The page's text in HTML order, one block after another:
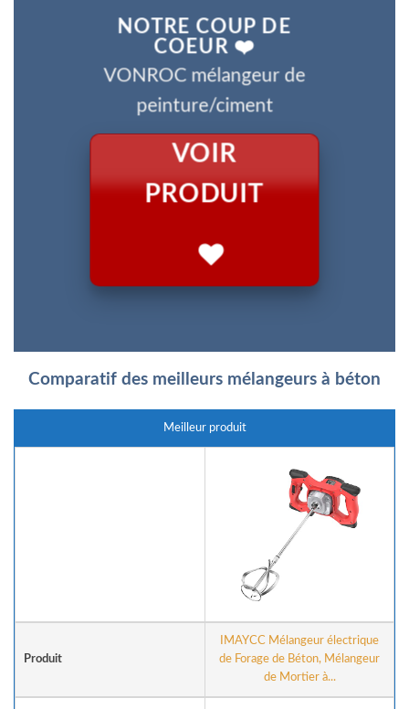
NOTRE COUP DE
COEUR ❤️
VONROC mélangeur de
peinture/ciment
VOIR
PRODUIT
Comparatif des meilleurs mélangeurs à béton
Meilleur produit
Produit
IMAYCC Mélangeur électrique
de Forage de Béton, Mélangeur
de Mortier à...